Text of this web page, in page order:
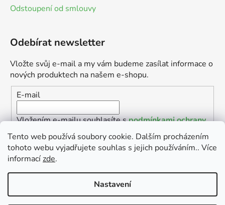
Tento web používá soubory cookie. Dalším procházením
tohoto webu vyjadřujete souhlas s jejich používáním.. Více
informacízde.
Nastavení
Odstoupení od smlouvy
Odebírat newsletter
Vložte svůj e-mail a my vám budeme zasílat informace o
nových produktech na našem e-shopu.
E-mail
Vložením e-mailu souhlasíte spodmínkami ochrany
osobních údajů
PŘIHLÁSIT SE